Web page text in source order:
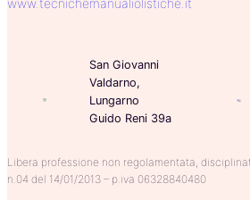
San Giovanni
Valdarno,
Lungarno
Guido Reni 39a
Libera professione non regolamentata,
n.04 del 14/01/2013 – p.iva 06328840480